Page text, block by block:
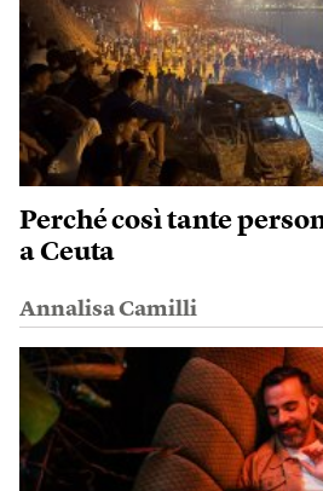
Perché così tante
a Ceuta
Annalisa Camilli